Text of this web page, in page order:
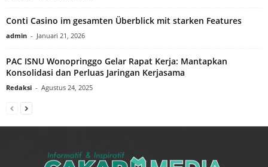
Conti Casino im gesamten Überblick mit starken Features
admin - Januari 21, 2026
PAC ISNU Wonopringgo Gelar Rapat Kerja: Mantapkan
Konsolidasi dan Perluas Jaringan Kerjasama
Redaksi - Agustus 24, 2025